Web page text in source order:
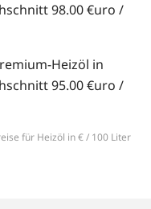
98.00 €uro /
Heizöl in
95.00 €uro /
für Heizöl in € / 100 Liter